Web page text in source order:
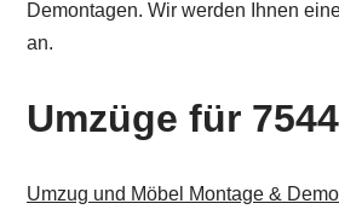
Demontagen. Wir werden Ihnen
an.
Umzüge für
Umzug und Möbel Montage &